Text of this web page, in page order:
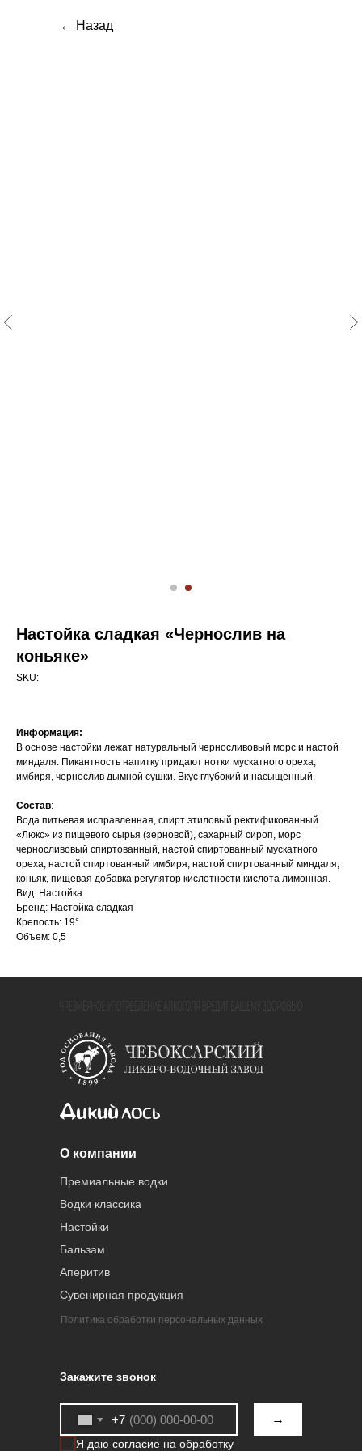
← Назад
Настойка сладкая «Чернослив на
коньяке»
SKU:
Информация:
В основе настойки лежат нату­ральный черносливовый морс и настой
миндаля. Пикантность напитку придают нотки мускат­ного ореха,
имбиря, чернослив дымной сушки. Вкус глубокий и насыщенный.
Состав:
Вода питьевая исправленная, спирт этиловый ректификованный
«Люкс» из пищевого сырья (зерновой), сахарный сироп, морс
черносливовый спиртованный, настой спиртованный мускатного
ореха, настой спиртованный имбиря, настой спиртованный миндаля,
коньяк, пищевая добавка регулятор кислотности кислота лимонная.
Вид: Настойка
Бренд: Настойка сладкая
Крепость: 19°
Объем: 0,5
О компании
Премиальные водки
Водки классика
Настойки
Бальзам
Аперитив
Сувенирная продукция
Политика обработки персональных данных
+7
Я даю согласие на обработку
→
Закажите звонок